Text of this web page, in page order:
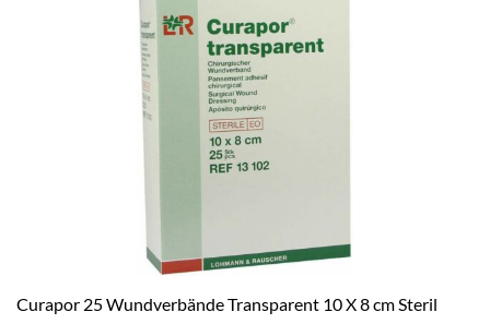
Curapor 25 Wundverbände Transparent 10 X 8 cm Steril